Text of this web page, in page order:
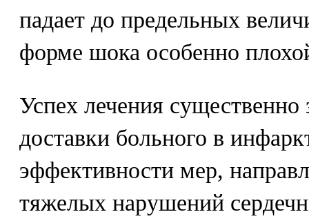
падает до предельных
форме шока особенно
Успех лечения существенно
доставки больного в
эффективности мер,
тяжелых нарушений